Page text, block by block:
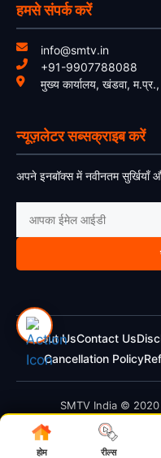
होम रील्स
हमसे संपर्क करें
info@smtv.in
+91-9907788088
मुख्य कार्यालय, खंडवा, म.प्र.,
न्यूज़लेटर सब्सक्राइब करें
अपने इनबॉक्स में नवीनतम सुर्खियाँ
About UsContact Us
Cancellation Policy
SMTV India ©